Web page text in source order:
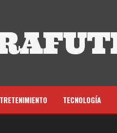
TECNOLOGÍA